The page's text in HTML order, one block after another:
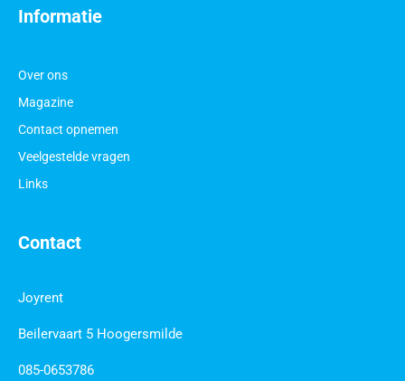
Contact
Joyrent
Beilervaart 5 Hoogersmilde
085-0653786
Informatie
Over ons
Magazine
Contact opnemen
Veelgestelde vragen
Links